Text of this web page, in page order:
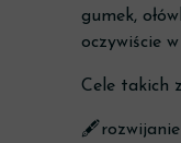
gumek,
oczywiście
Cele takich
🖋️rozwijanie